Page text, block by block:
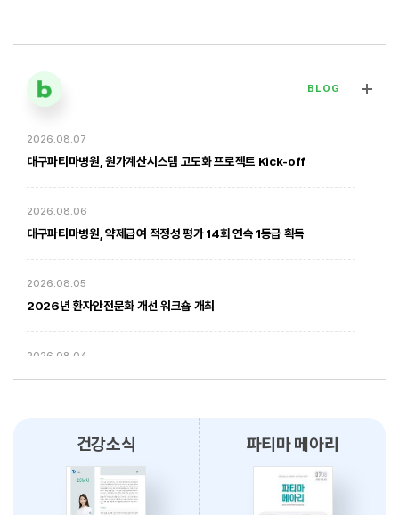
[대구파티마병원] 심장혈관흉부외과 김병호 의무원장 인터뷰 | 진료·
전문분야 이야기
2026. 01. 20
BLOG
2026.08.07
대구파티마병원, 원가계산시스템 고도화 프로젝트 Kick-off
2026.08.06
대구파티마병원, 약제급여 적정성 평가 14회 연속 1등급 획득
2026.08.05
2026년 환자안전문화 개선 워크숍 개최
2026.08.04
대구파티마병원, 동부도서관에서 '우리 아이 발달 체크리스트' 건강강좌
2026.08.03
대구파티마병원, 개원 70주년 기념 『미션, 파티마에서 빛나다』 발간
축하식 개최
건강소식 파티마 메아리